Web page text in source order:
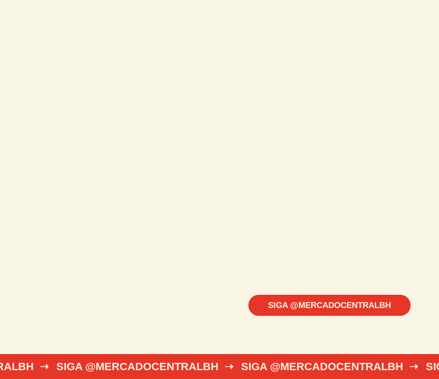
SIGA @MERCADOCENTRALBH
➝ SIGA @MERCADOCENTRALBH ➝ SIGA @MERCADOCENTRALBH ➝